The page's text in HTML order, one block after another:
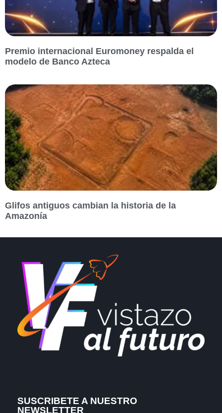
Premio internacional Euromoney respalda el
modelo de Banco Azteca
Glifos antiguos cambian la historia de la
Amazonía
SUSCRIBETE A NUESTRO
NEWSLETTER